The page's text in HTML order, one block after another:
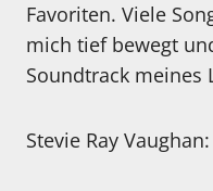
Favoriten. Viele
mich tief bewegt
Soundtrack meines
Stevie Ray